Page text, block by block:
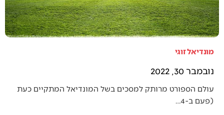
מונדיאל זוגי
נובמבר 30, 2022
עולם הספורט מרותק למסכים בשל המונדיאל המתקיים כעת
(פעם ב-4…